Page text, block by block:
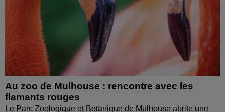
Au zoo de Mulhouse : rencontre avec les
flamants rouges
Le Parc Zoologique et Botanique de Mulhouse abrite une